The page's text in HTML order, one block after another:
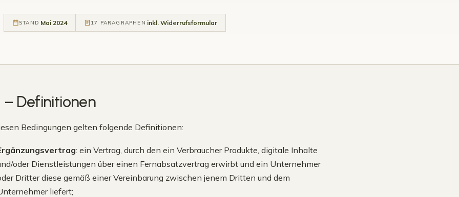
STAND Mai 2024 17 PARAGRAPHEN inkl. Widerrufsformular
– Definitionen
Bedingungen gelten folgende Definitionen:
: ein Vertrag, durch den ein Verbraucher Produkte, digitale Inhalte
oder Dienstleistungen über einen Fernabsatzvertrag erwirbt und ein Unternehmer
Dritter diese gemäß einer Vereinbarung zwischen jenem Dritten und dem
liefert;